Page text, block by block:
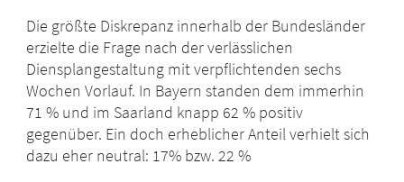
Die größte Diskrepanz innerhalb der Bundesländer
erzielte die Frage nach der verlässlichen
Diensplangestaltung mit verpflichtenden sechs
Wochen Vorlauf. In Bayern standen dem immerhin
71 % und im Saarland knapp 62 % positiv
gegenüber. Ein doch erheblicher Anteil verhielt sich
dazu eher neutral: 17% bzw. 22 %